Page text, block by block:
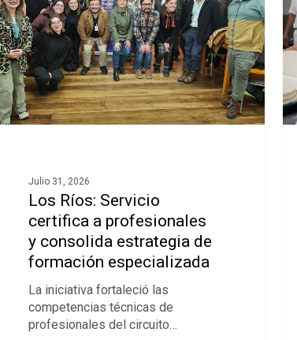
Julio 31, 2026
Los Ríos: Servicio
certifica a profesionales
y consolida estrategia de
formación especializada
La iniciativa fortaleció las
competencias técnicas de
profesionales del circuito…